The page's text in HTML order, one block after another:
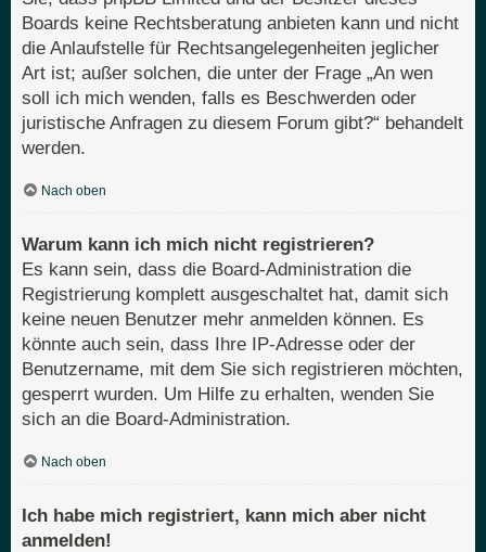
Boards keine Rechtsberatung anbieten kann und nicht
die Anlaufstelle für Rechtsangelegenheiten jeglicher
Art ist; außer solchen, die unter der Frage „An wen
soll ich mich wenden, falls es Beschwerden oder
juristische Anfragen zu diesem Forum gibt?“ behandelt
werden.
Nach oben
Warum kann ich mich nicht registrieren?
Es kann sein, dass die Board-Administration die
Registrierung komplett ausgeschaltet hat, damit sich
keine neuen Benutzer mehr anmelden können. Es
könnte auch sein, dass Ihre IP-Adresse oder der
Benutzername, mit dem Sie sich registrieren möchten,
gesperrt wurden. Um Hilfe zu erhalten, wenden Sie
sich an die Board-Administration.
Nach oben
Ich habe mich registriert, kann mich aber nicht
anmelden!